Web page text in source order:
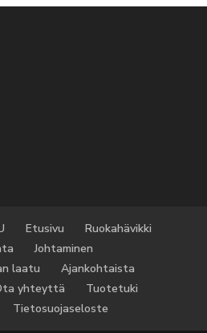
Etusivu
Ruokahävikki
Johtaminen
laatu
Ajankohtaista
yhteyttä
Tuotetuki
Tietosuojaseloste